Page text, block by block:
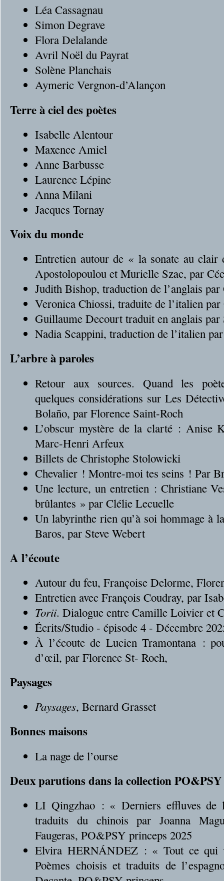
Léa Cassagnau
Simon Degrave
Flora Delalande
Avril Noël du Payrat
Solène Planchais
Aymeric Vergnon-d’Alançon
Terre à ciel des poètes
Isabelle Alentour
Maxence Amiel
Anne Barbusse
Laurence Lépine
Anna Milani
Jacques Tornay
Voix du monde
Entretien autour de « la sonate au clair
Apostolopoulou et Murielle Szac, par
Judith Bishop, traduction de l’anglais
Veronica Chiossi, traduite de l’italien
Guillaume Decourt traduit en anglais par
Nadia Scappini, traduction de l’italien
L’arbre à paroles
Retour aux sources. Quand les
quelques considérations sur Les
Bolaño, par Florence Saint-Roch
L’obscur mystère de la clarté : Anise
Marc-Henri Arfeux
Billets de Christophe Stolowicki
Chevalier ! Montre-moi tes seins ! Par
Une lecture, un entretien : Christiane
brûlantes » par Clélie Lecuelle
Un labyrinthe rien qu’à soi hommage à
Baros, par Steve Webert
A l’écoute
Autour du feu, Françoise Delorme,
Entretien avec François Coudray, par
Torii. Dialogue entre Camille Loivier et
Écrits/Studio - épisode 4 - Décembre
À l’écoute de Lucien Tramontana :
d’œil, par Florence St- Roch,
Paysages
Paysages, Bernard Grasset
Bonnes maisons
La nage de l’ourse
Deux parutions dans la collection
LI Qingzhao : « Derniers effluves de
traduits du chinois par Joanna
Faugeras, PO&PSY princeps 2025
Elvira HERNÁNDEZ : « Tout ce qui
Poèmes choisis et traduits de